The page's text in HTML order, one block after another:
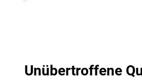
Unübertroffene